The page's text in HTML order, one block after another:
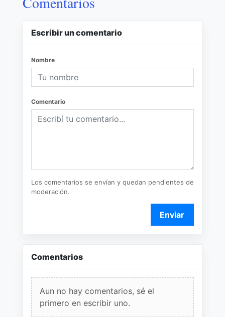
Escribir un comentario
Nombre
Comentario
Los comentarios se envían y quedan pendientes de
moderación.
Enviar
Comentarios
Aun no hay comentarios, sé el
primero en escribir uno.